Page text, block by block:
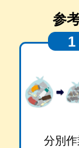
参
1
分別